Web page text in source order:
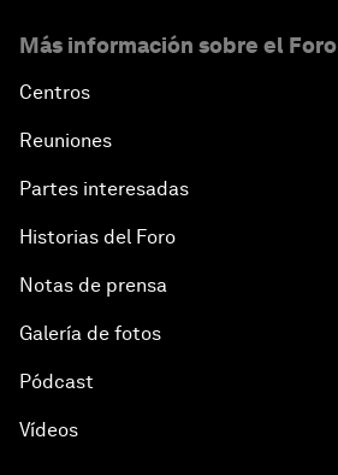
Más información sobre el Foro
Centros
Reuniones
Partes interesadas
Historias del Foro
Notas de prensa
Galería de fotos
Pódcast
Vídeos